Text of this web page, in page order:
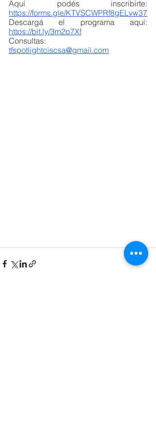
https://forms.gle/KTVSCWPRf8gELvw37
https://bit.ly/3m2p7Xf
tfspotlightciscsa@gmail.com